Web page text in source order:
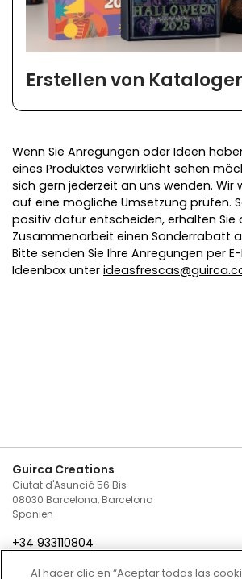
Erstellen von
Wenn Sie Anregungen oder Ideen
eines Produktes verwirklicht sehen
sich gern jederzeit an uns wenden. Wir
auf eine mögliche Umsetzung prüfen.
positiv dafür entscheiden, erhalten Sie
Zusammenarbeit einen Sonderrabatt
Bitte senden Sie Ihre Anregungen per
Ideenbox unter
Guirca Creations
Ciutat d'Asunció 56 Bis
08030 Barcelona, Barcelona
Spanien
+34 933110804
infoguirca@guirca.com
Al hacer clic en “Aceptar todas las